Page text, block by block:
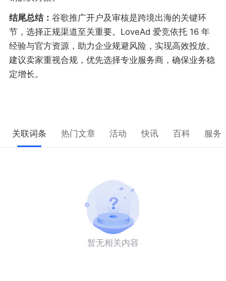
结尾总结： 谷歌推广开户及审核是跨境出海的关键环
节，选择正规渠道至关重要。LoveAd 爱竞依托 16 年
经验与官方资源，助力企业规避风险，实现高效投放。
建议卖家重视合规，优先选择专业服务商，确保业务稳
定增长。
关联词条 热门文章 活动 快讯 百科 服务
暂无相关内容